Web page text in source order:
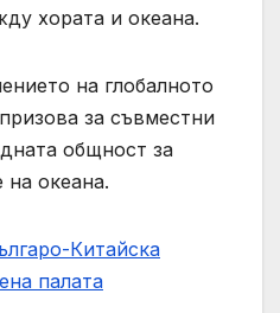
хората и океана.
на глобалното
за съвместни
общност за
на океана.
Китайска
палaта